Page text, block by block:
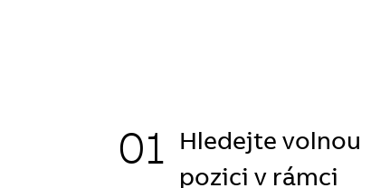
01
Hledejte volnou
pozici v rámci